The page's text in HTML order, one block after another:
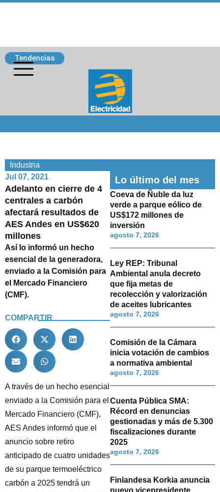
Tendencias
Industria
Jul 07, 2021
Adelanto en cierre de 4
centrales a carbón
afectará resultados de
AES Andes en US$620
millones
Así lo informó un hecho
esencial de la generadora,
enviado a la Comisión para
el Mercado Financiero
(CMF).
COMPARTIR
A través de un hecho esencial
enviado a la Comisión para el
Mercado Financiero (CMF),
AES Andes informó que el
anuncio sobre retiro
anticipado de cuatro unidades
de su parque termoeléctrico
carbón a 2025 tendrá un
Lo último del mes
Coeva de Ñuble da luz
verde a parque eólico de
US$172 millones de
inversión
agosto 7, 2026
Ley REP: Tribunal
Ambiental anula decreto
que fija metas de
recolección y valorización
de aceites lubricantes
agosto 7, 2026
Comisión de la Cámara
inicia votación de cambios
a normativa ambiental
agosto 7, 2026
Cuenta Pública SMA:
Récord en denuncias
gestionadas y más de 5.300
fiscalizaciones durante
2025
agosto 7, 2026
Finlandesa Korkia anuncia
nuevo vicepresidente